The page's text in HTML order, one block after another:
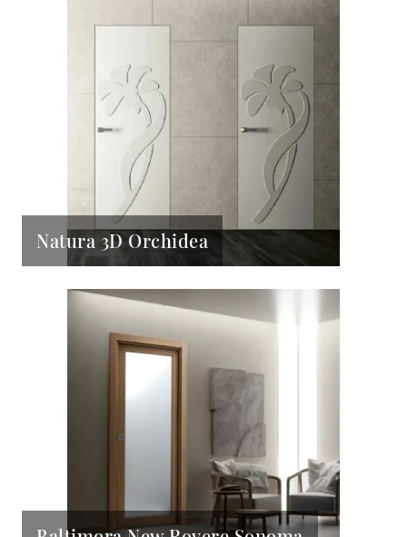
Natura 3D Orchidea